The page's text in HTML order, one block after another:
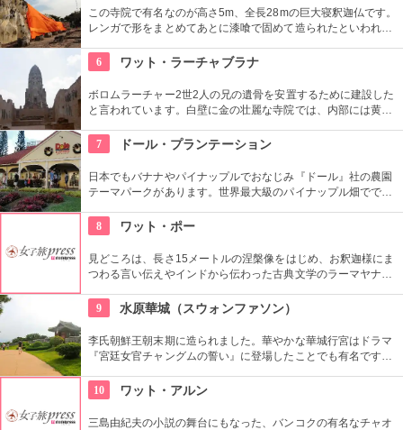
この寺院で有名なのが高さ5m、全長28mの巨大寝釈迦仏です。
レンガで形をまとめてあとに漆喰で固めて造られたといわれる
す。
6 ワット・ラーチャブラナ
ボロムラーチャー2世2人の兄の遺骨を安置するために建設した
と言われています。白壁に金の壮麗な寺院では、内部には黄金
の造りを模した日本人納骨堂もあります。
7 ドール・プランテーション
日本でもバナナやパイナップルでおなじみ『ドール』社の農園
テーマパークがあります。世界最大級のパイナップル畑ででき
めるアトラクションがあります。カワイイお土産もいっぱい。
8 ワット・ポー
見どころは、長さ15メートルの涅槃像をはじめ、お釈迦様にま
つわる言い伝えやインドから伝わった古典文学のラーマヤナな
の総本山・タイ初の大学・バンコク最古寺、いくつもの顔を持
つ。ワットポー内には敷地内に２か所あるタイ古式マッサージ
場があり、マッサージを受けることができるのでおすすめ。
9 水原華城（スウォンファソン）
李氏朝鮮王朝末期に造られました。華やかな華城行宮はドラマ
『宮廷女官チャングムの誓い』に登場したことでも有名です。
らいかけて歩いて回ることもできますが、専用の列車で回るこ
ともできます。
10 ワット・アルン
三島由紀夫の小説の舞台にもなった、バンコクの有名なチャオ